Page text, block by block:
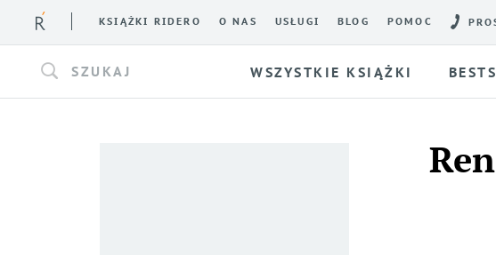
KSIĄŻKI RIDERO O NAS USŁUGI BLOG POMOC
SZUKAJ WSZYSTKIE KSIĄŻKI